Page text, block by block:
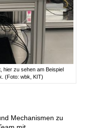
hier zu sehen am Beispiel
(Foto: wbk, KIT)
Mechanismen zu